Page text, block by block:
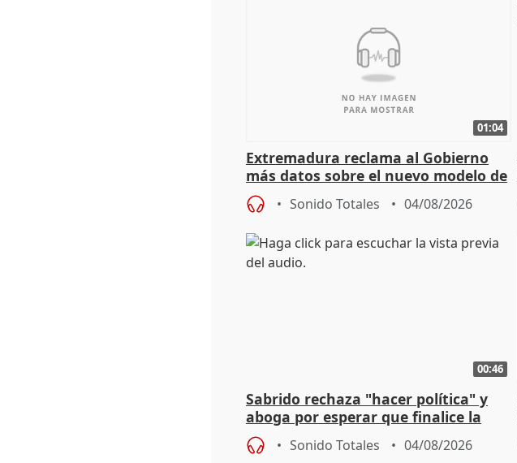
01:04
Extremadura reclama al Gobierno
más datos sobre el nuevo modelo de
financiación
Sonido Totales 04/08/2026
00:46
Sabrido rechaza "hacer política" y
aboga por esperar que finalice la
investigación del incendio
Sonido Totales 04/08/2026